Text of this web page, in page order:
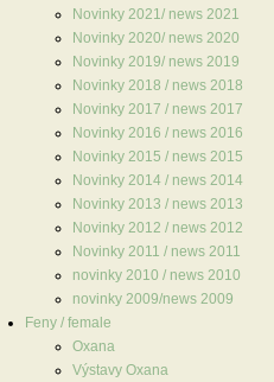
Novinky 2021/ news 2021
Novinky 2020/ news 2020
Novinky 2019/ news 2019
Novinky 2018 / news 2018
Novinky 2017 / news 2017
Novinky 2016 / news 2016
Novinky 2015 / news 2015
Novinky 2014 / news 2014
Novinky 2013 / news 2013
Novinky 2012 / news 2012
Novinky 2011 / news 2011
novinky 2010 / news 2010
novinky 2009/news 2009
Feny / female
Oxana
Výstavy Oxana